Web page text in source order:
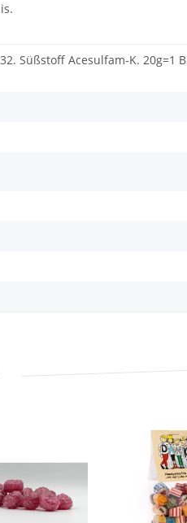
Süßstoff Acesulfam-K. 20g=1